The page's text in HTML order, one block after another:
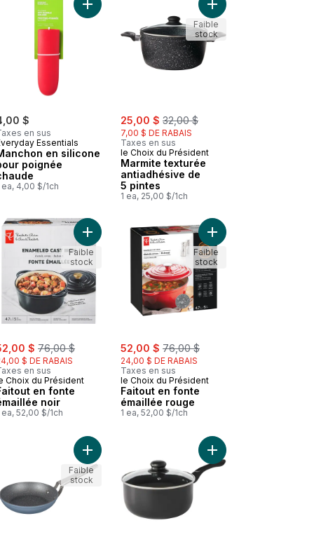
au panier
$
en sus
Essentials
en silicone
poignée
ea, 4,00 $/1ch
sale:
25,00 $ , formerly:
32,00 $
7,00 $ DE RABAIS
Taxes en sus
le Choix du Président
Marmite texturée
antiadhésive de
5 pintes
1 ea, 25,00 $/1ch
Ajouter Marmite
Faible
stock
Couvercle / 30 cm au panier
antiadhésive à anodisation dure au panier
$ , formerly:
76,00 $
$ DE RABAIS
en sus
Choix du Président
en fonte
noir
ea, 52,00 $/1ch
Ajouter Faitout en fonte émaillée noir au panier
Faible
stock
sale:
52,00 $ , formerly:
76,00 $
24,00 $ DE RABAIS
Taxes en sus
le Choix du Président
Faitout en fonte
émaillée rouge
1 ea, 52,00 $/1ch
Ajouter Faitout en
Faible
stock
antiadhésive texturée au panier
Ajouter Poêle à frire antiadhésive Rock Wave 8
Faible
stock
Ajouter Casserole